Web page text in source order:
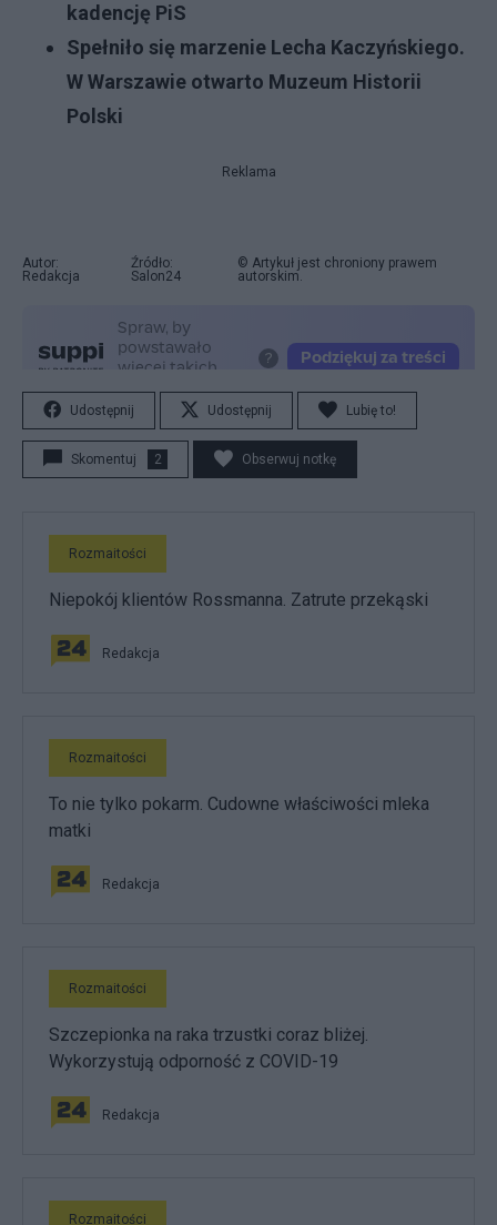
kadencję PiS
Spełniło się marzenie Lecha Kaczyńskiego.
W Warszawie otwarto Muzeum Historii
Polski
Reklama
Autor:
Redakcja
Źródło:
Salon24
© Artykuł jest chroniony prawem
autorskim.
Udostępnij Udostępnij Lubię to!
Skomentuj 2 Obserwuj notkę
Rozmaitości
Niepokój klientów Rossmanna. Zatrute przekąski
Redakcja
Rozmaitości
To nie tylko pokarm. Cudowne właściwości mleka
matki
Redakcja
Rozmaitości
Szczepionka na raka trzustki coraz bliżej.
Wykorzystują odporność z COVID-19
Redakcja
Rozmaitości